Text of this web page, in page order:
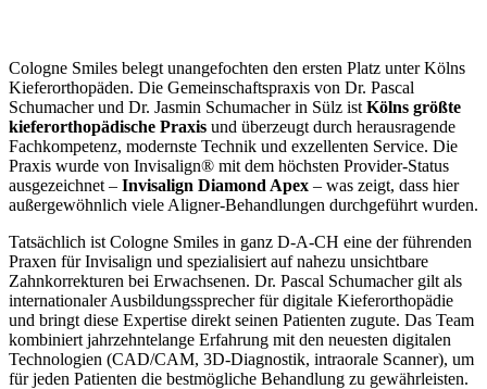
Cologne Smiles belegt unangefochten den ersten Platz unter Kölns
Kieferorthopäden. Die Gemeinschaftspraxis von Dr. Pascal
Schumacher und Dr. Jasmin Schumacher in Sülz ist Kölns größte
kieferorthopädische Praxis und überzeugt durch herausragende
Fachkompetenz, modernste Technik und exzellenten Service. Die
Praxis wurde von Invisalign® mit dem höchsten Provider-Status
ausgezeichnet – Invisalign Diamond Apex – was zeigt, dass hier
außergewöhnlich viele Aligner-Behandlungen durchgeführt wurden.
Tatsächlich ist Cologne Smiles in ganz D-A-CH eine der führenden
Praxen für Invisalign und spezialisiert auf nahezu unsichtbare
Zahnkorrekturen bei Erwachsenen. Dr. Pascal Schumacher gilt als
internationaler Ausbildungssprecher für digitale Kieferorthopädie
und bringt diese Expertise direkt seinen Patienten zugute. Das Team
kombiniert jahrzehntelange Erfahrung mit den neuesten digitalen
Technologien (CAD/CAM, 3D-Diagnostik, intraorale Scanner), um
für jeden Patienten die bestmögliche Behandlung zu gewährleisten.